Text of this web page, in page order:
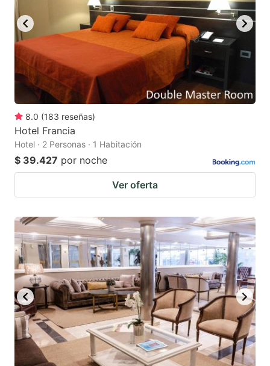
8.0 (183 reseñas)
Hotel Francia
Hotel · 2 Personas · 1 Habitación
$ 39.427 por noche
Ver oferta